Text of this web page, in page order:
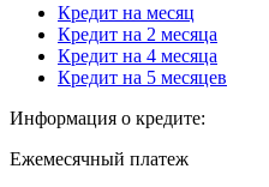
Кредит на месяц
Кредит на 2 месяца
Кредит на 4 месяца
Кредит на 5 месяцев
Информация о кредите:
Ежемесячный платеж